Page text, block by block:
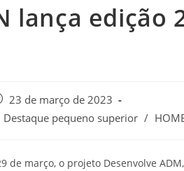
lança
23 de março de 2023
Destaque pequeno superior /
de março, o projeto Desenvolve